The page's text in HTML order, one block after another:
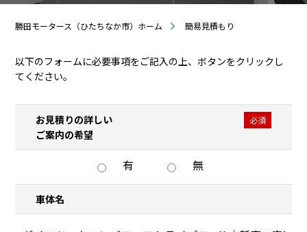
勝田モータース（ひたちなか市）ホーム 簡易見積もり
以下のフォームに必要事項をご記入の上、ボタンをクリックし
てください。
必須
お見積りの詳しい
ご案内の希望
有 無
車体名